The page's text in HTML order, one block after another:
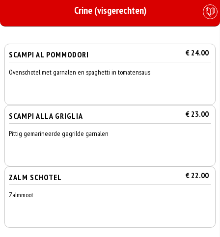
Crine (visgerechten)
SCAMPI AL POMMODORI € 24.00
Ovenschotel met garnalen en spaghetti in tomatensaus
SCAMPI ALLA GRIGLIA € 23.00
Pittig gemarineerde gegrilde garnalen
ZALM SCHOTEL € 22.00
Zalmmoot